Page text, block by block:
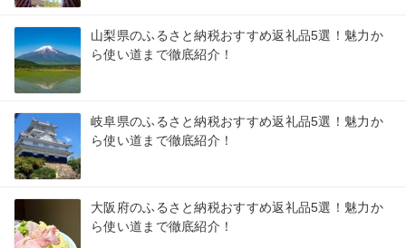
山梨県のふるさと納税おすすめ返礼品5選！魅力か
ら使い道まで徹底紹介！
岐阜県のふるさと納税おすすめ返礼品5選！魅力か
ら使い道まで徹底紹介！
大阪府のふるさと納税おすすめ返礼品5選！魅力か
ら使い道まで徹底紹介！